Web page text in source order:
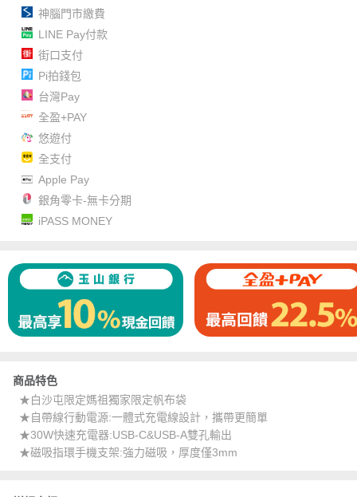
神腦門市繳費
LINE Pay付款
街口支付
Pi拍錢包
台灣Pay
全盈+PAY
悠遊付
全支付
Apple Pay
銀角零卡-無卡分期
iPASS MONEY
商品特色
★白沙屯限定媽祖獨家限定帆布袋
★自帶線行動電源:一體式充電線設計，攜帶更簡單
★30W快速充電器:USB-C&USB-A雙孔輸出
★磁吸指環手機支架:強力磁吸，厚度僅3mm